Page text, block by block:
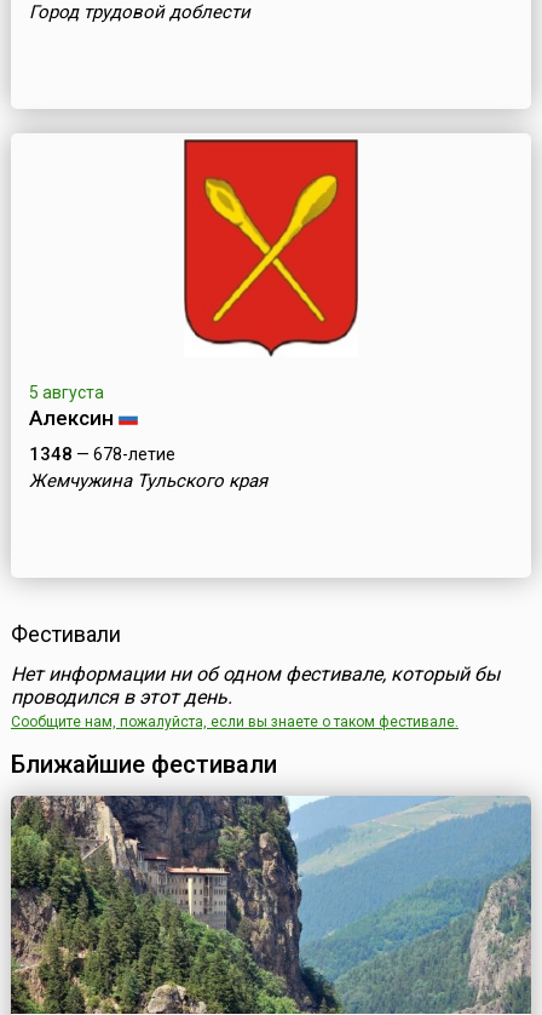
Город трудовой доблести
5 августа
Алексин
1348 — 678-летие
Жемчужина Тульского края
Фестивали
Нет информации ни об одном фестивале, который бы
проводился в этот день.
Сообщите нам, пожалуйста, если вы знаете о таком фестивале.
Ближайшие фестивали